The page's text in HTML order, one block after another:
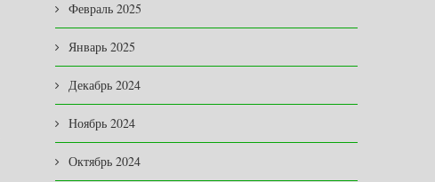
Февраль 2025
Январь 2025
Декабрь 2024
Ноябрь 2024
Октябрь 2024